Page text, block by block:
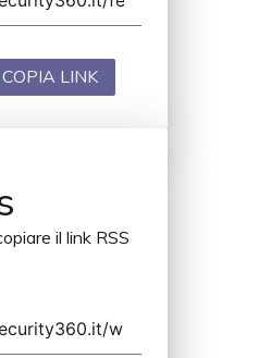
COPIA LINK
il link RSS